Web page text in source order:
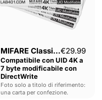
byte
modificabile
con
DirectWrite
MIFARE Classic®€29.99
Compatibile con UID 4K a
7 byte modificabile con
DirectWrite
Foto solo a titolo di riferimento:
una carta per confezione.